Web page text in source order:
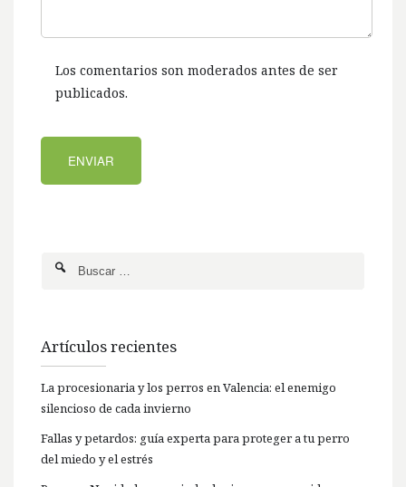
Los comentarios son moderados antes de ser
publicados.
Artículos recientes
La procesionaria y los perros en Valencia: el enemigo
silencioso de cada invierno
Fallas y petardos: guía experta para proteger a tu perro
del miedo y el estrés